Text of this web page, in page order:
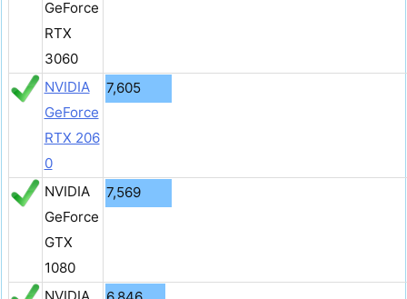
GeForce
RTX
3060
NVIDIA
GeForce
RTX 206
0
7,605
NVIDIA
GeForce
GTX
1080
7,569